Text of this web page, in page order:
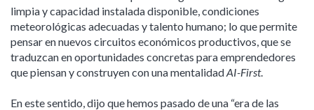
limpia y capacidad instalada disponible, condiciones
meteorológicas adecuadas y talento humano; lo que permite
pensar en nuevos circuitos económicos productivos, que se
traduzcan en oportunidades concretas para emprendedores
que piensan y construyen con una mentalidadAI-First.
En este sentido, dijo que hemos pasado de una “era de las